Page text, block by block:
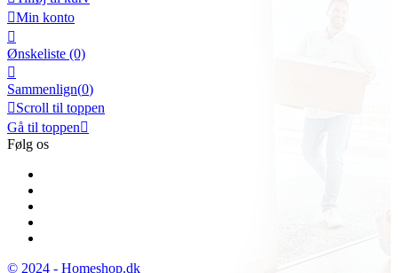
Min konto

Ønskeliste (0)

Sammenlign(0)
Scroll til toppen
Gå til toppen
Følg os
© 2024 - Homeshop.dk